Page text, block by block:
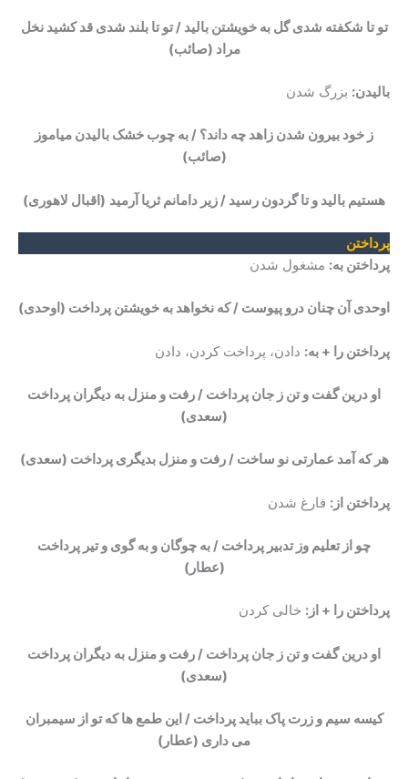
تو تا شکفته شدی گل به خویشتن بالید / تو تا بلند شدی قد کشید نخل
مراد (صائب)
بالیدن: بزرگ شدن
ز خود بیرون شدن زاهد چه داند؟ /به چوب خشک بالیدن میاموز
(صائب)
هستیم بالید و تا گردون رسید / زیر دامانم ثریا آرمید (اقبال لاهوری)
پرداختن
پرداختن به: مشغول شدن
اوحدی آن چنان درو پیوست / که نخواهد به خویشتن پرداخت (اوحدی)
پرداختن را + به: دادن، پرداخت کردن، دادن
او درین گفت و تن ز جان پرداخت / رفت و منزل به دیگران پرداخت
(سعدی)
هر که آمد عمارتی نو ساخت / رفت و منزل بدیگری پرداخت (سعدی)
پرداختن از: فارغ شدن
چو از تعلیم وز تدبیر پرداخت / به چوگان و به گوی و تیر پرداخت
(عطار)
پرداختن را + از: خالی کردن
او درین گفت و تن ز جان پرداخت / رفت و منزل به دیگران پرداخت
(سعدی)
کیسه سیم و زرت پاک بباید پرداخت / این طمع ها که تو از سیمبران
می داری (عطار)